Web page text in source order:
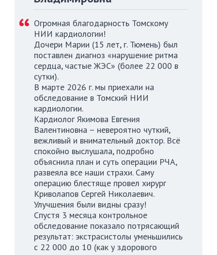
Огромная благодарность Томскому
НИИ кардиологии!
Дочери Марии (15 лет, г. Тюмень) был
поставлен диагноз «нарушение ритма
сердца, частые ЖЭС» (более 22 000 в
сутки).
В марте 2026 г. мы приехали на
обследование в Томский НИИ
кардиологии.
Кардиолог Якимова Евгения
Валентиновна – невероятно чуткий,
вежливый и внимательный доктор. Всё
спокойно выслушала, подробно
объяснила план и суть операции РЧА,
развеяла все наши страхи. Саму
операцию блестяще провел хирург
Криволапов Сергей Николаевич.
Улучшения были видны сразу!
Спустя 3 месяца контрольное
обследование показало потрясающий
результат: экстрасистолы уменьшились
с 22 000 до 10 (как у здорового